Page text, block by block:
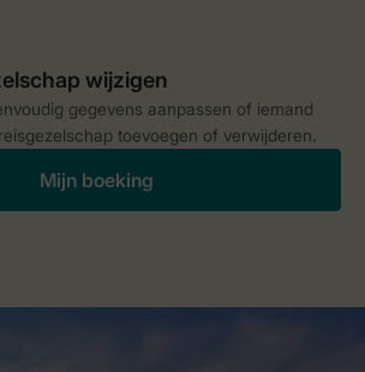
gegevens aanpassen of iemand
toevoegen of verwijderen.
Mijn boeking